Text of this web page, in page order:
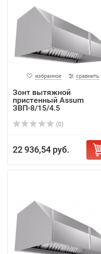
избранное сравнить
Зонт вытяжной
пристенный Assum
ЗВП-8/15/4.5
(0)
22 936,54 руб.